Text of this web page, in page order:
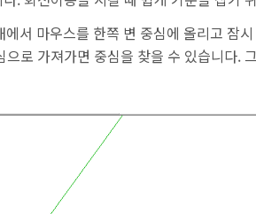
에서 마우스를 한쪽 변 중심에 올리고 잠
로 가져가면 중심을 찾을 수 있습니다.